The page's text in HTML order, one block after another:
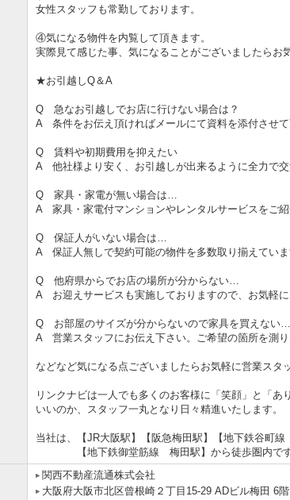
女性スタッフも常勤しております。
④気になる物件を内覧して頂きます。
実際見て感じた事、気になることがございましたらお
★お引越しQ＆A
Q 急なお引越しでお店に行けない場合は？
A 条件をお伝え頂ければメールにて資料を添付させて
Q 賃料や初期費用を抑えたい
A 他社様より安く、お引越しが出来るように全力で交
Q 家具・家電が無い場合は…
A 家具・家電付マンションやレンタルサービスをご紹
Q 保証人がいない場合は…
A 保証人無しで契約可能の物件を多数取り揃えていま
Q 他府県からでお店の場所が分からない…
A お迎えサービスも実施しておりますので、お気軽に
Q お部屋のサイズが分からないので家具を買えない…
A 営業スタッフにお伝え下さい。ご希望の箇所を測り
などなど気になる点ございましたらお気軽に営業スタ
リンクナビは一人でも多くのお客様に「笑顔」と「あ
いいのか、スタッフ一丸となり日々精進いたします。
当社は、【JR大阪駅】【阪急梅田駅】【地下鉄谷町線
【地下鉄御堂筋線 梅田駅】から徒歩圏内です
関西不動産流通株式会社 リン
大阪府大阪市北区曾根崎２丁目15-29 ADビル梅田 6階